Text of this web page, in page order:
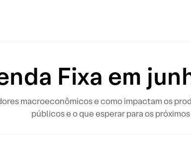
Fixa em
macroeconômicos e como impactam os
públicos e o que esperar para os